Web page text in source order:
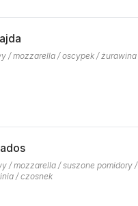
/ mozzarella / oscypek / żurawina
/ mozzarella / suszone pomidory /
/ czosnek